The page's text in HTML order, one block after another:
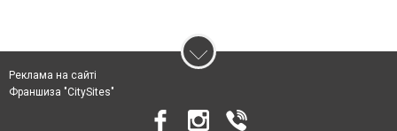
Реклама на сайті
Франшиза "CitySites"